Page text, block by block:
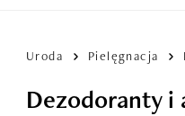
Uroda Pielęgnacja
Dezodoranty i